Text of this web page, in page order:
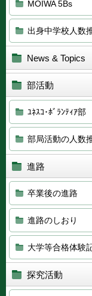
MOIWA 5Bs
出身中学校人数
News & Topics
部活動
ﾕﾈｽｺ･ﾎﾞﾗﾝﾃｨｱ部
部局活動の人数
進路
卒業後の進路
進路のしおり
大学等合格体験
探究活動